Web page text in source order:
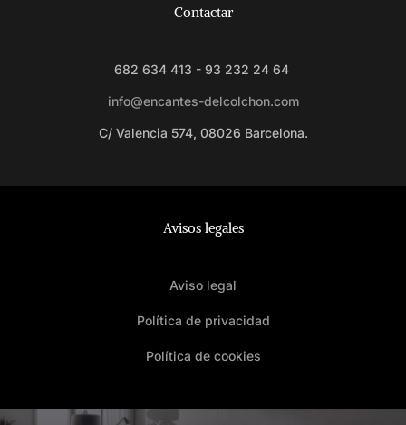
Contactar
682 634 413 - 93 232 24 64
info@encantes-delcolchon.com
C/ Valencia 574, 08026 Barcelona.
Avisos legales
Aviso legal
Política de privacidad
Política de cookies